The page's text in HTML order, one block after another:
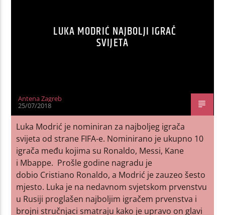
LUKA MODRIĆ NAJBOLJI IGRAČ
SVIJETA
Antena Zagreb
25/07/2018
Luka Modrić je nominiran za najboljeg igrača
svijeta od strane FIFA-e. Nominirano je ukupno 10
igrača među kojima su Ronaldo, Messi, Kane
i Mbappe. Prošle godine nagradu je
dobio Cristiano Ronaldo, a Modrić je zauzeo šesto
mjesto. Luka je na nedavnom svjetskom prvenstvu
u Rusiji proglašen najboljim igračem prvenstva i
brojni stručnjaci smatraju kako je upravo on glavi